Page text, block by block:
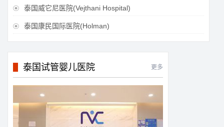
 泰国威它尼医院(Vejthani Hospital)
 泰国康民国际医院(Holman)
泰国试管婴儿医院 更多